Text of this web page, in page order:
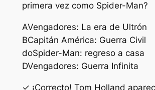
primera vez como Spider-Man?
AVengadores: La era de Ultrón
BCapitán América: Guerra Civil
doSpider-Man: regreso a casa
DVengadores: Guerra Infinita
✓ ¡Correcto! Tom Holland